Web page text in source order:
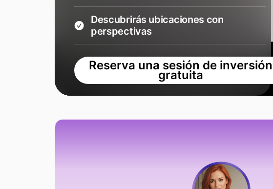
Descubrirás ubicaciones con
perspectivas
Reserva una sesión de inversión
gratuita